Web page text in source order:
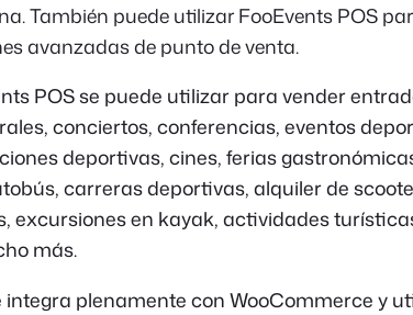
También puede utilizar FooEvents POS
avanzadas de punto de venta.
POS se puede utilizar para vender
conciertos, conferencias, eventos
deportivas, cines, ferias
carreras deportivas, alquiler de
excursiones en kayak, actividades
más.
integra plenamente con WooCommerce y